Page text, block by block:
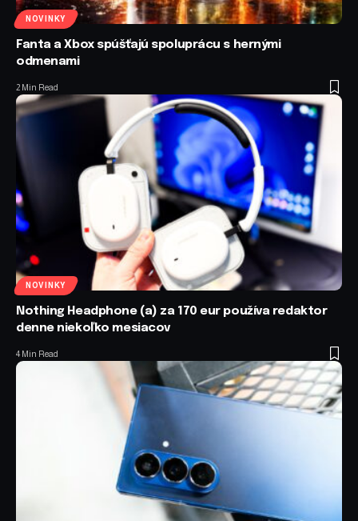
NOVINKY
Fanta a Xbox spúšťajú spoluprácu s hernými
odmenami
2 Min Read
NOVINKY
Nothing Headphone (a) za 170 eur používa redaktor
denne niekoľko mesiacov
4 Min Read